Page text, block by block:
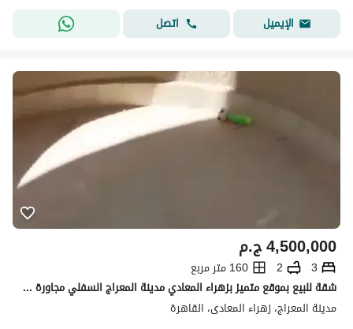
الإيميل
اتصل
ج.م4,500,000
3
2
160 متر مربع
شقة للبيع بموقع متميز بزهراء المعادي مدينة المعراج السفلي مجاورة سابعة بجوار كنتاكي بالقرب من مول الخمسين وشارع كارفور الرئيسي بالقرب من جميع الخدمات والمواصلات
مدينة المعراج، زهراء المعادى، القاهرة